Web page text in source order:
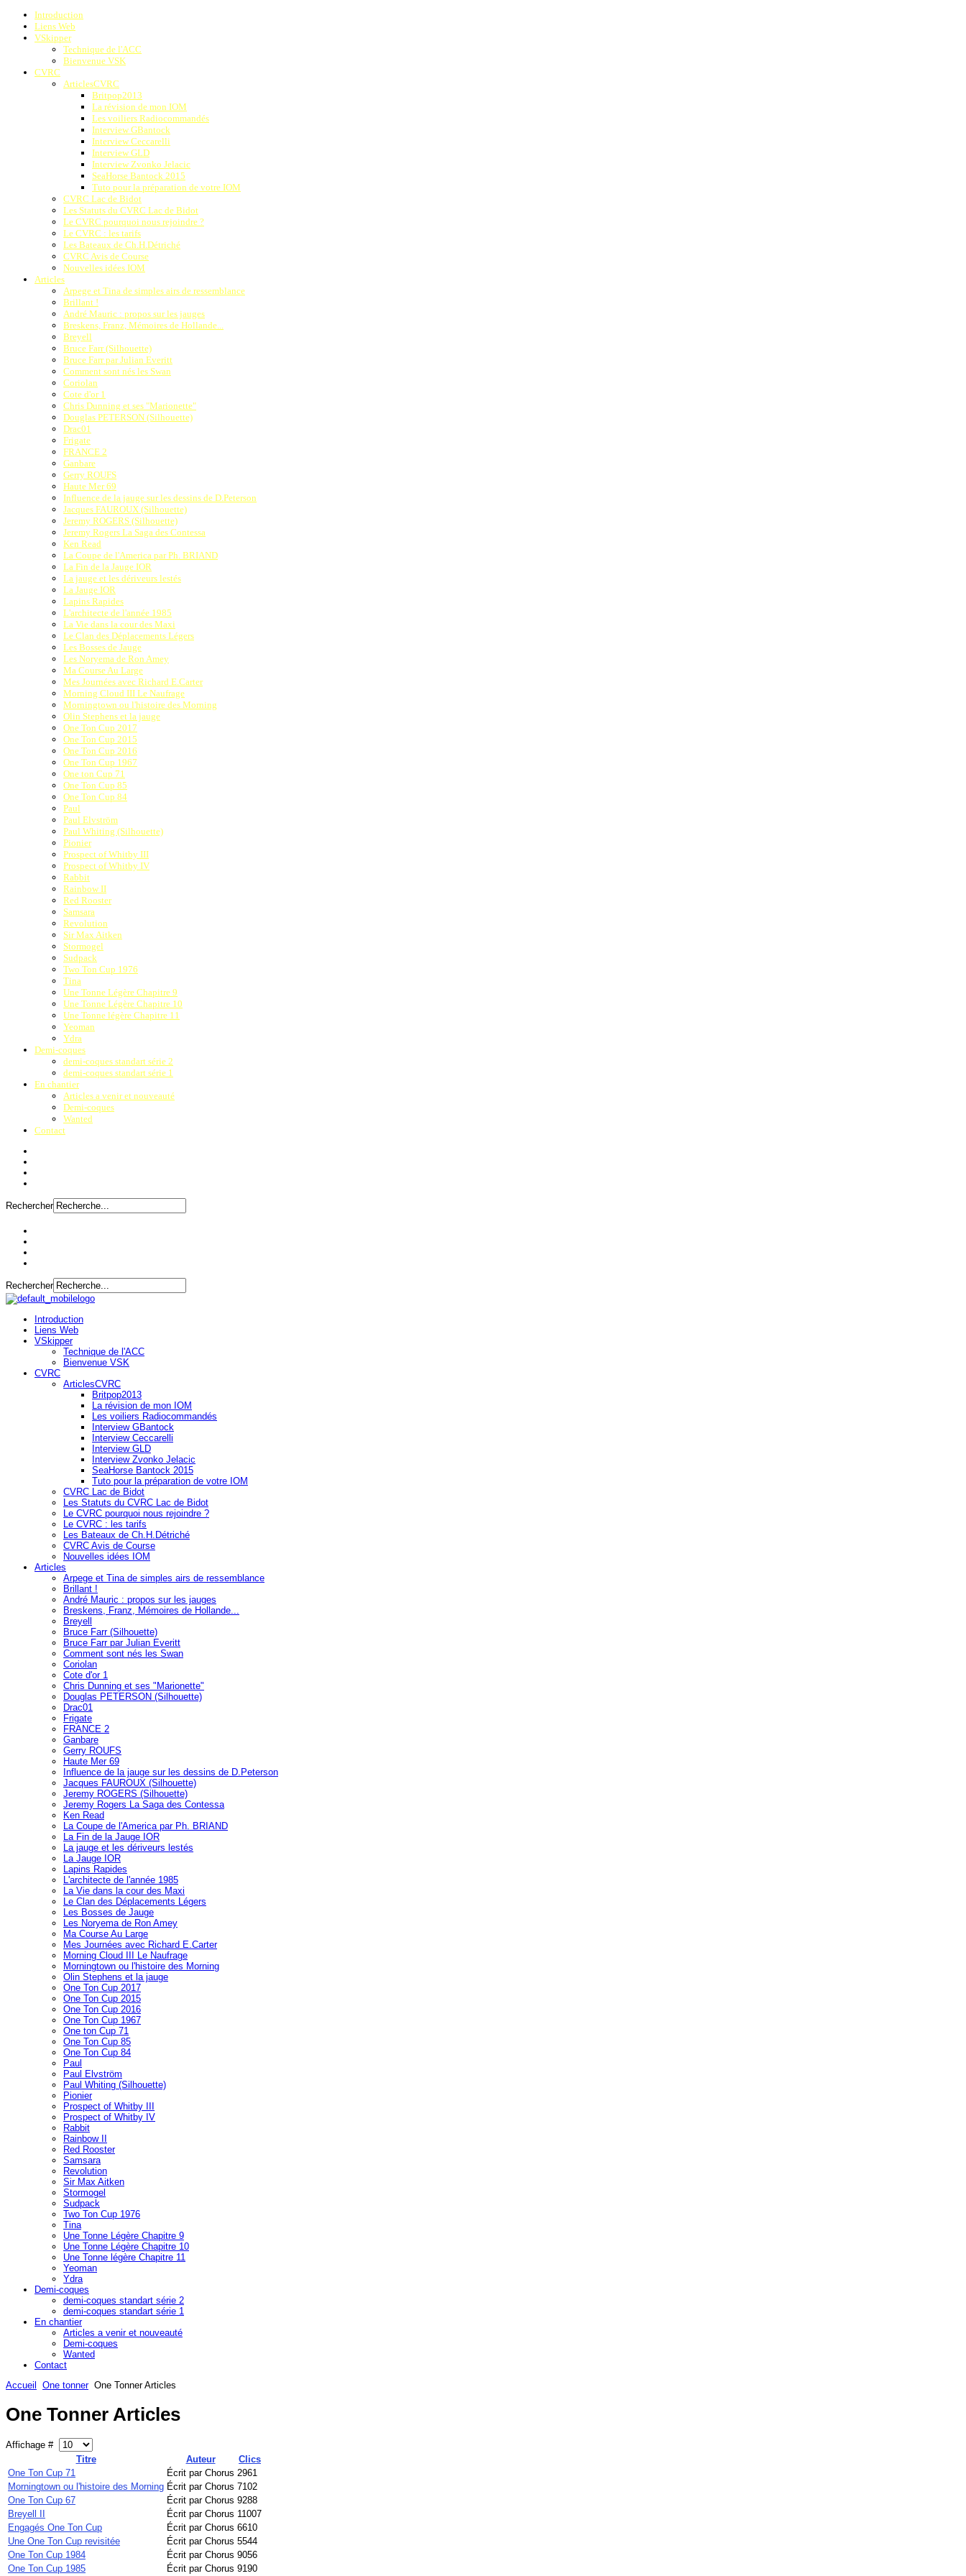
Introduction
Liens Web
VSkipper
Technique de l'ACC
Bienvenue VSK
CVRC
ArticlesCVRC
Britpop2013
La révision de mon IOM
Les voiliers Radiocommandés
Interview GBantock
Interview Ceccarelli
Interview GLD
Interview Zvonko Jelacic
SeaHorse Bantock 2015
Tuto pour la préparation de votre IOM
CVRC Lac de Bidot
Les Statuts du CVRC Lac de Bidot
Le CVRC pourquoi nous rejoindre ?
Le CVRC : les tarifs
Les Bateaux de Ch.H.Détriché
CVRC Avis de Course
Nouvelles idées IOM
Articles
Arpege et Tina de simples airs de ressemblance
Brillant !
André Mauric : propos sur les jauges
Breskens, Franz, Mémoires de Hollande...
Breyell
Bruce Farr (Silhouette)
Bruce Farr par Julian Everitt
Comment sont nés les Swan
Coriolan
Cote d'or 1
Chris Dunning et ses "Marionette"
Douglas PETERSON (Silhouette)
Drac01
Frigate
FRANCE 2
Ganbare
Gerry ROUFS
Haute Mer 69
Influence de la jauge sur les dessins de D.Peterson
Jacques FAUROUX (Silhouette)
Jeremy ROGERS (Silhouette)
Jeremy Rogers La Saga des Contessa
Ken Read
La Coupe de l'America par Ph. BRIAND
La Fin de la Jauge IOR
La jauge et les dériveurs lestés
La Jauge IOR
Lapins Rapides
L'architecte de l'année 1985
La Vie dans la cour des Maxi
Le Clan des Déplacements Légers
Les Bosses de Jauge
Les Noryema de Ron Amey
Ma Course Au Large
Mes Journées avec Richard E.Carter
Morning Cloud III Le Naufrage
Morningtown ou l'histoire des Morning
Olin Stephens et la jauge
One Ton Cup 2017
One Ton Cup 2015
One Ton Cup 2016
One Ton Cup 1967
One ton Cup 71
One Ton Cup 85
One Ton Cup 84
Paul
Paul Elvström
Paul Whiting (Silhouette)
Pionier
Prospect of Whitby III
Prospect of Whitby IV
Rabbit
Rainbow II
Red Rooster
Samsara
Revolution
Sir Max Aitken
Stormogel
Sudpack
Two Ton Cup 1976
Tina
Une Tonne Légère Chapitre 9
Une Tonne Légère Chapitre 10
Une Tonne légère Chapitre 11
Yeoman
Ydra
Demi-coques
demi-coques standart série 2
demi-coques standart série 1
En chantier
Articles a venir et nouveauté
Demi-coques
Wanted
Contact
Rechercher
Rechercher
Introduction
Liens Web
VSkipper
Technique de l'ACC
Bienvenue VSK
CVRC
ArticlesCVRC
Britpop2013
La révision de mon IOM
Les voiliers Radiocommandés
Interview GBantock
Interview Ceccarelli
Interview GLD
Interview Zvonko Jelacic
SeaHorse Bantock 2015
Tuto pour la préparation de votre IOM
CVRC Lac de Bidot
Les Statuts du CVRC Lac de Bidot
Le CVRC pourquoi nous rejoindre ?
Le CVRC : les tarifs
Les Bateaux de Ch.H.Détriché
CVRC Avis de Course
Nouvelles idées IOM
Articles
Arpege et Tina de simples airs de ressemblance
Brillant !
André Mauric : propos sur les jauges
Breskens, Franz, Mémoires de Hollande...
Breyell
Bruce Farr (Silhouette)
Bruce Farr par Julian Everitt
Comment sont nés les Swan
Coriolan
Cote d'or 1
Chris Dunning et ses "Marionette"
Douglas PETERSON (Silhouette)
Drac01
Frigate
FRANCE 2
Ganbare
Gerry ROUFS
Haute Mer 69
Influence de la jauge sur les dessins de D.Peterson
Jacques FAUROUX (Silhouette)
Jeremy ROGERS (Silhouette)
Jeremy Rogers La Saga des Contessa
Ken Read
La Coupe de l'America par Ph. BRIAND
La Fin de la Jauge IOR
La jauge et les dériveurs lestés
La Jauge IOR
Lapins Rapides
L'architecte de l'année 1985
La Vie dans la cour des Maxi
Le Clan des Déplacements Légers
Les Bosses de Jauge
Les Noryema de Ron Amey
Ma Course Au Large
Mes Journées avec Richard E.Carter
Morning Cloud III Le Naufrage
Morningtown ou l'histoire des Morning
Olin Stephens et la jauge
One Ton Cup 2017
One Ton Cup 2015
One Ton Cup 2016
One Ton Cup 1967
One ton Cup 71
One Ton Cup 85
One Ton Cup 84
Paul
Paul Elvström
Paul Whiting (Silhouette)
Pionier
Prospect of Whitby III
Prospect of Whitby IV
Rabbit
Rainbow II
Red Rooster
Samsara
Revolution
Sir Max Aitken
Stormogel
Sudpack
Two Ton Cup 1976
Tina
Une Tonne Légère Chapitre 9
Une Tonne Légère Chapitre 10
Une Tonne légère Chapitre 11
Yeoman
Ydra
Demi-coques
demi-coques standart série 2
demi-coques standart série 1
En chantier
Articles a venir et nouveauté
Demi-coques
Wanted
Contact
Accueil
One tonner One Tonner Articles
One Tonner Articles
Affichage #
Titre
Auteur
Clics
One Ton Cup 71
Écrit par Chorus 2961
Morningtown ou l'histoire des Morning Écrit par Chorus 7102
One Ton Cup 67
Écrit par Chorus 9288
Breyell II
Écrit par Chorus 11007
Engagés One Ton Cup
Écrit par Chorus 6610
Une One Ton Cup revisitée
Écrit par Chorus 5544
One Ton Cup 1984
Écrit par Chorus 9056
One Ton Cup 1985
Écrit par Chorus 9190